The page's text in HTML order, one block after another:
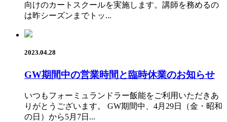
向けのカートスクールを実施します。講師を務めるの
は昨シーズンまでトッ...
2023.04.28
GW期間中の営業時間と臨時休業のお知らせ
いつもフォーミュランドラー飯能をご利用いただきあ
りがとうございます。 GW期間中、4月29日（金・昭和
の日）から5月7日...